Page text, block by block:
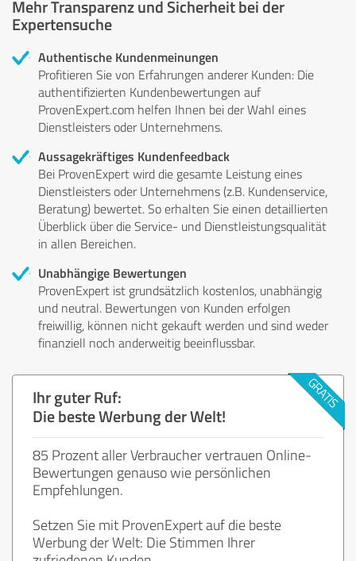
Mehr Transparenz und Sicherheit bei der
Expertensuche
Authentische Kundenmeinungen
Profitieren Sie von Erfahrungen anderer Kunden: Die
authentifizierten Kundenbewertungen auf
ProvenExpert.com helfen Ihnen bei der Wahl eines
Dienstleisters oder Unternehmens.
Aussagekräftiges Kundenfeedback
Bei ProvenExpert wird die gesamte Leistung eines
Dienstleisters oder Unternehmens (z.B. Kundenservice,
Beratung) bewertet. So erhalten Sie einen detaillierten
Überblick über die Service- und Dienstleistungsqualität
in allen Bereichen.
Unabhängige Bewertungen
ProvenExpert ist grundsätzlich kostenlos, unabhängig
und neutral. Bewertungen von Kunden erfolgen
freiwillig, können nicht gekauft werden und sind weder
finanziell noch anderweitig beeinflussbar.
Ihr guter Ruf:
Die beste Werbung der Welt!
85 Prozent aller Verbraucher vertrauen Online-
Bewertungen genauso wie persönlichen
Empfehlungen.
Setzen Sie mit ProvenExpert auf die beste
Werbung der Welt: Die Stimmen Ihrer